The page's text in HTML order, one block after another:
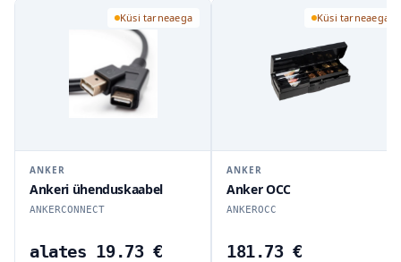
Küsi tarneaega
ANKER
Ankeri ühenduskaabel
ANKERCONNECT
alates 19.73 €
Küsi tarneaega
ANKER
Anker OCC
ANKEROCC
181.73 €